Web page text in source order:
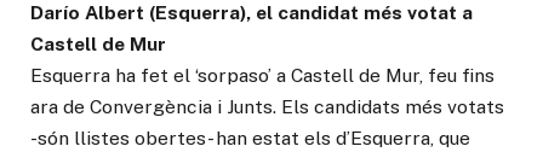
Darío Albert (Esquerra), el candidat més votat a
Castell de Mur
Esquerra ha fet el ‘sorpaso’ a Castell de Mur, feu fins
ara de Convergència i Junts. Els candidats més votats
-són llistes obertes- han estat els d’Esquerra, que